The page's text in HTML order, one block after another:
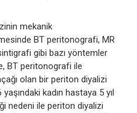
mekanik
BT peritonografi, MR
gibi bazı yöntemler
BT peritonografi ile
olan bir periton diyalizi
kadın hastaya 5 yıl
nedeni ile periton diyalizi